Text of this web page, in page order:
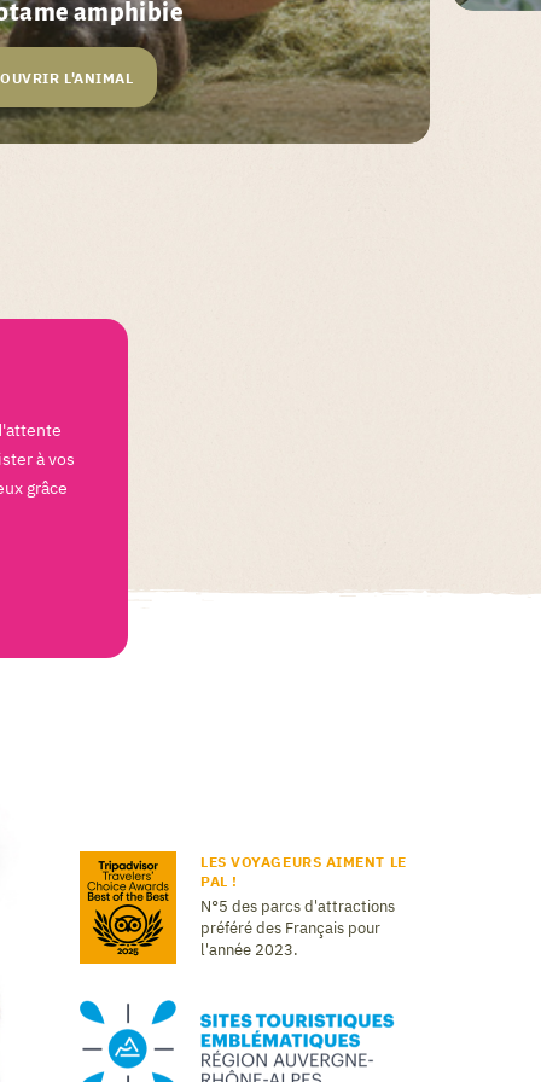
amphibie
L'ANIMAL
à vos
grâce
LES VOYAGEURS AIMENT LE
PAL !
N°5 des parcs d'attractions
préféré des Français pour
l'année 2023.